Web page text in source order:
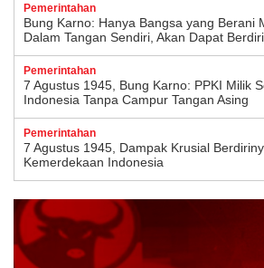
Pemerintahan
Bung Karno: Hanya Bangsa yang Berani
Dalam Tangan Sendiri, Akan Dapat
Pemerintahan
7 Agustus 1945, Bung Karno: PPKI Milik
Indonesia Tanpa Campur Tangan Asing
Pemerintahan
7 Agustus 1945, Dampak Krusial
Kemerdekaan Indonesia